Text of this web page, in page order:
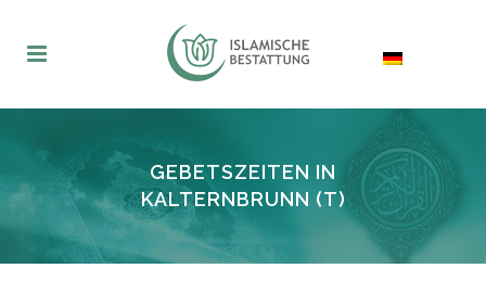
GEBETSZEITEN IN
KALTERNBRUNN (T)